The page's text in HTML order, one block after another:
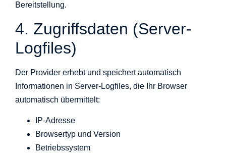
Bereitstellung.
4. Zugriffsdaten (Server-
Logfiles)
Der Provider erhebt und speichert automatisch
Informationen in Server-Logfiles, die Ihr Browser
automatisch übermittelt:
IP-Adresse
Browsertyp und Version
Betriebssystem